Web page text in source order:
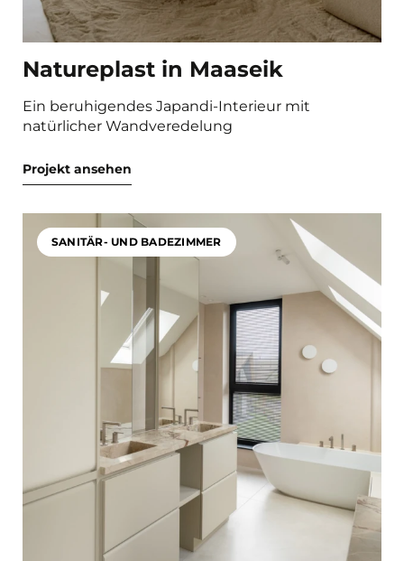
Natureplast in Maaseik
Ein beruhigendes Japandi-Interieur mit
natürlicher Wandveredelung
Projekt ansehen
SANITÄR- UND BADEZIMMER